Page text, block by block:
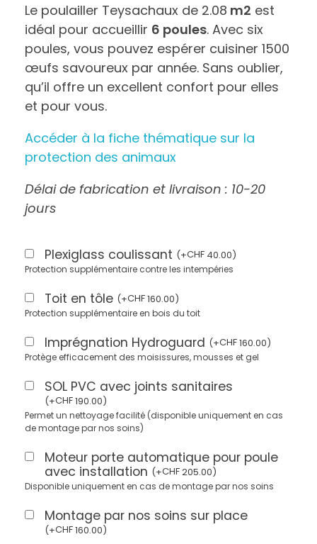
Le poulailler Teysachaux de 2.08 m2 est
idéal pour accueillir 6 poules. Avec six
poules, vous pouvez espérer cuisiner 1500
œufs savoureux par année. Sans oublier,
qu’il offre un excellent confort pour elles
et pour vous.
Accéder à la fiche thématique sur la
protection des animaux
Délai de fabrication et livraison : 10-20
jours
Plexiglass coulissant (+CHF 40.00)
Protection supplémentaire contre les intempéries
Toit en tôle (+CHF160.00)
Protection supplémentaire en bois du toit
Imprégnation Hydroguard (+CHF160.00)
Protège efficacement des moisissures, mousses et gel
SOL PVC avec joints sanitaires
(+CHF190.00)
Permet un nettoyage facilité (disponible uniquement en cas
de montage par nos soins)
Moteur porte automatique pour poule
avec installation (+CHF205.00)
Disponible uniquement en cas de montage par nos soins
Montage par nos soins sur place
(+CHF160.00)